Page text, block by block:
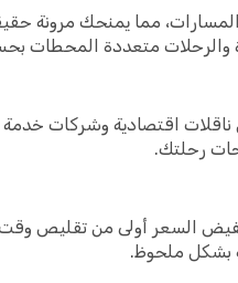
المسارات، مما يمنحك
والرحلات متعددة المحطات
ناقلات اقتصادية وشركات
رحلتك.
السعر أولى من تقليص
بشكل ملحوظ.